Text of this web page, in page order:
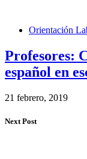
Orientación
Profesores:
español en
21 febrero, 2019
Next Post